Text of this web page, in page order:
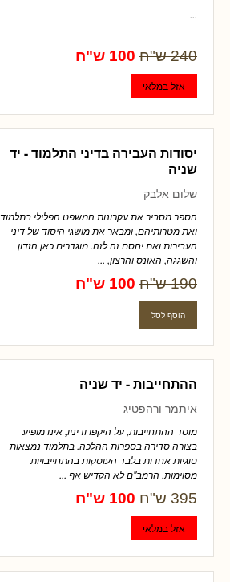
...
240 ש"ח 100 ש"ח
יסודות העבירה בדיני התלמוד - יד
שניה
שלום אלבק
הספר מסביר את עקרונות המשפט הפלילי בתלמוד
ואת מטרותיהם, ומבאר את מושגי היסוד של דיני
העבירות ואת יחסם זה לזה. מוגדרים כאן הזדון
והשגגה, האונס והרצון, ...
190 ש"ח 100 ש"ח
ההתחייבות - יד שניה
איתמר ורהפטיג
מוסד ההתחייבות, על היקפו ודיניו, אינו מופיע
בצורה סדירה בספרות ההלכה. בתלמוד נמצאות
סוגיות אחדות בלבד העוסקות בהתחייבויות
מסוימות. הרמב"ם לא הקדיש אף ...
395 ש"ח 100 ש"ח